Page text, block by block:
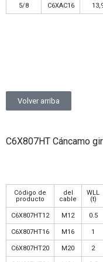
5/8 C6XAC16
Volver arriba
C6X807HT Cáncamo
Código de
producto
del
cable
WLL
(t)
C6X807HT12 M12 0.5
C6X807HT16 M16 1
C6X807HT20 M20 2